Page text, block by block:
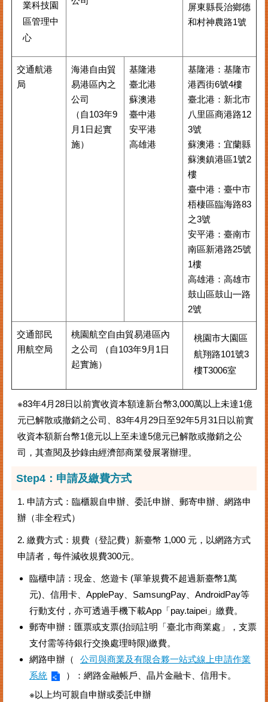
業科技園
區管理中
心
屏東縣⾧治鄉德
和村神農路1號
交通航港
局
海港自由貿
易港區內之
公司
（自103年9
月1日起實
施）
基隆港
臺北港
蘇澳港
臺中港
安平港
高雄港
基隆港：基隆市
港西街6號4樓
臺北港：新北市
八里區商港路12
3號
蘇澳港：宜蘭縣
蘇澳鎮港區1號2
樓
臺中港：臺中市
梧棲區臨海路83
之3號
安平港：臺南市
南區新港路25號
1樓
高雄港：高雄市
鼓山區鼓山㇐路
2號
交通部民
用航空局
桃園航空自由貿易港區內
之公司 （自103年9月1日
起實施）
桃園市大園區
航翔路101號3
樓T3006室
※83年4月28日以前實收資本額達新台幣3,000萬以上未達1億
元已解散或撤銷之公司、83年4月29日至92年5月31日以前實
收資本額新台幣1億元以上至未達5億元已解散或撤銷之公
司，其查閱及抄錄由經濟部商業發展署辦理。
Step4：申請及繳費方式
1. 申請方式：臨櫃親自申辦、委託申辦、郵寄申辦、網路申
辦（非全程式）
2. 繳費方式：規費（登記費）新臺幣 1,000 元，以網路方式
申請者，每件減收規費300元。
臨櫃申請：現金、悠遊卡 (單筆規費不超過新臺幣1萬
元)、信用卡、ApplePay、SamsungPay、AndroidPay等
行動支付，亦可透過手機下載App「pay.taipei」繳費。
郵寄申辦：匯票或支票(抬頭註明「臺北市商業處」，支票
支付需等待銀行交換處理時限)繳費。
網路申辦（
公司與商業及有限合夥一站式線上申請作業
系統
）：網路金融帳戶、晶片金融卡、信用卡。
※以上均可親自申辦或委託申辦